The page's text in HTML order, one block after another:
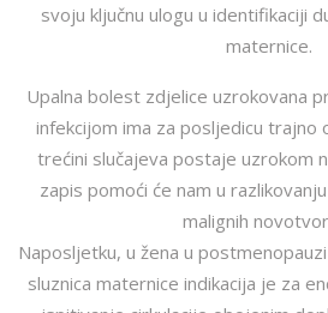
svoju ključnu ulogu u identifikaciji
maternice.
Upalna bolest zdjelice uzrokovana
infekcijom ima za posljedicu trajno
trećini slučajeva postaje uzrokom
zapis pomoći će nam u
malignih
Naposljetku, u žena u
sluznica maternice indikacija je za